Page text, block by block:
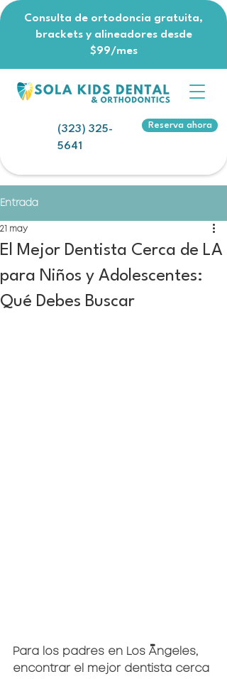
Consulta de ortodoncia gratuita,
brackets y alineadores desde
$99/mes
(323) 325-
5641
Reserva ahora
Entrada
El Mejor Dentista Cerca de LA
para Niños y Adolescentes:
Qué Debes Buscar
21 may
Para los padres en Los Ángeles,
encontrar el mejor dentista cerca